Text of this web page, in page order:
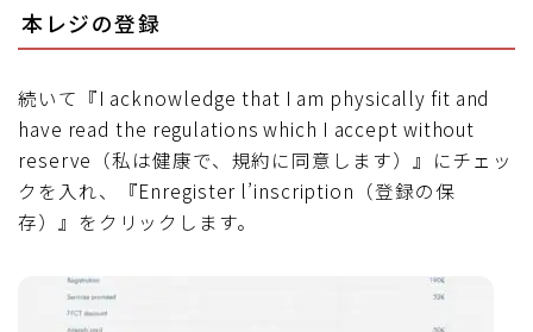
本レジの登録
続いて『I acknowledge that I am physically fit and
have read the regulations which I accept without
reserve（私は健康で、規約に同意します）』にチェッ
クを入れ、『Enregister l’inscription（登録の保
存）』をクリックします。